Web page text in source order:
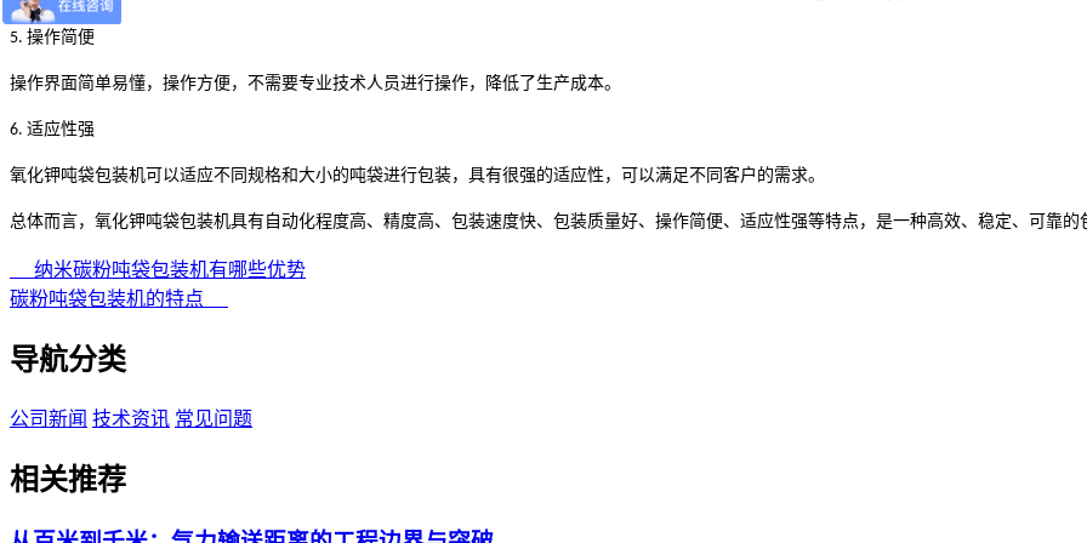
5. 操作简便
操作界面简单易懂，操作方便，不需要专业技术人员进行操作，降低了生产成本。
6. 适应性强
氧化钾吨袋包装机可以适应不同规格和大小的吨袋进行包装，具有很强的适应性，可以满足不同客户的需求。
总体而言，氧化钾吨袋包装机具有自动化程度高、精度高、包装速度快、包装质量好、操作简便、适应性强等特点，是一种高效、稳定、可靠的
纳米碳粉吨袋包装机有哪些优势
碳粉吨袋包装机的特点
导航分类
公司新闻 技术资讯 常见问题
相关推荐